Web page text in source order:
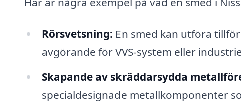
Rörsvetsning: En smed kan utföra
avgörande för VVS-system eller
Skapande av skräddarsydda
specialdesignade metallkomponenter